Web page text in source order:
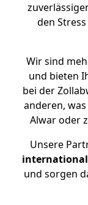
den
Wir sind
und bieten
bei der
anderen,
Alwar oder
Unsere
und sorgen